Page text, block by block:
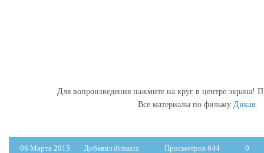
Для вопроизведения нажмите на круг в центре экрана!
Все материалы по фильму Дикая.
06 Марта 2015 Добавил dimaziz Просмотров 644 0